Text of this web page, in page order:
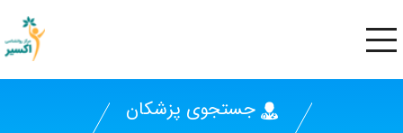
جستجوی پزشکان